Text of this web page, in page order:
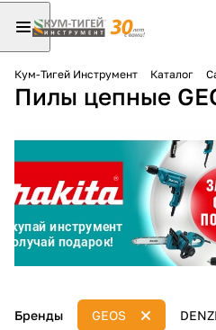
Кум-Тигей Инструмент Каталог
Пилы цепные
Бренды GEOS
Для клиентов всех банков
Разбейте
оплату на
без переплат